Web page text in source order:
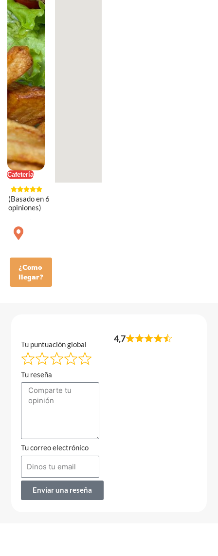
Cafetería
(Basado en 6
opiniones)
¿Como
llegar?
Tu puntuación global
Tu reseña
Tu correo electrónico
Enviar una reseña
4,7